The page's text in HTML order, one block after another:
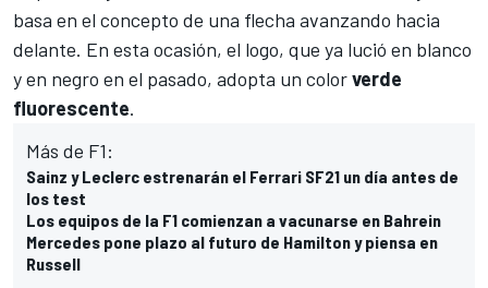
basa en el concepto de una flecha avanzando hacia
delante. En esta ocasión, el logo, que ya lució en blanco
y en negro en el pasado, adopta un colorverde
fluorescente.
Más de F1:
Sainz y Leclerc estrenarán el Ferrari SF21 un día antes de
los test
Los equipos de la F1 comienzan a vacunarse en Bahrein
Mercedes pone plazo al futuro de Hamilton y piensa en
Russell